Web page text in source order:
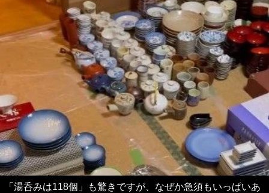
「湯呑みは118個」も驚きですが、なぜか急須もいっぱいあ